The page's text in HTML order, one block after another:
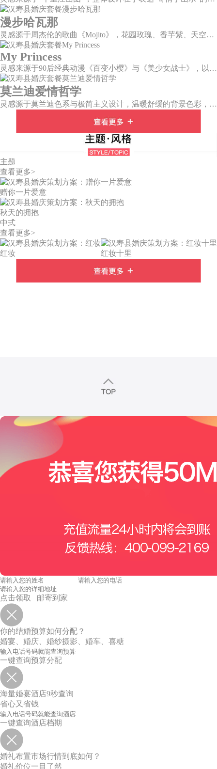
漫步哈瓦那
灵感源于周杰伦的歌曲《Mojito》，花园玫瑰、香芋紫、天空蓝等色彩碰撞出的热带风情，在多层次空间下大方异域光彩。因为遇见了爱情，整个世界都变得五彩斑斓。
My Princess
灵感来源于90后经典动漫《百变小樱》与《美少女战士》，以柔美梦幻的马卡龙色系为主色调，融合精灵萌宠与星星魔法阵等元素，为遗落凡间的公主搭建一个召唤王子的舞台。
莫兰迪爱情哲学
灵感源于莫兰迪色系与极简主义设计，温暖舒缓的背景色彩，搭配色彩妍丽的花艺，与现代简约的曲面背景，构筑一个温柔宁静、格调高雅的空间。
主题
查看更多>
赠你一片爱意
秋天的拥抱
中式
查看更多>
红妆 红妆十里
点击领取 邮寄到家
你的结婚预算如何分配？
婚宴、婚庆、婚纱摄影、婚车、喜糖
一键查询预算分配
海量婚宴酒店9秒查询
省心又省钱
一键查询酒店档期
婚礼布置市场行情到底如何？
婚礼价位一目了然